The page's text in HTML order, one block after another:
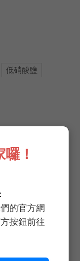
！
的官方網
按鈕前往
低硝酸鹽
新鮮採收送到
菜新鮮入口安
選擇《野菜鮮